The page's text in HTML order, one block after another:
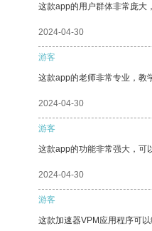
这款app的用户群体非常庞大
2024-04-30
游客
这款app的老师非常专业，教
2024-04-30
游客
这款app的功能非常强大，可
2024-04-30
游客
这款加速器VPM应用程序可